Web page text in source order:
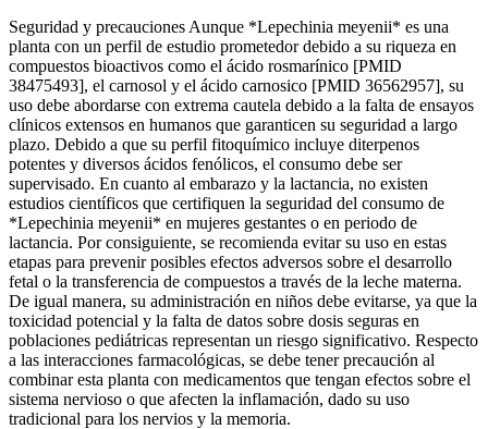
Seguridad y precauciones Aunque *Lepechinia meyenii* es una
planta con un perfil de estudio prometedor debido a su riqueza en
compuestos bioactivos como el ácido rosmarínico [PMID
38475493], el carnosol y el ácido carnosico [PMID 36562957], su
uso debe abordarse con extrema cautela debido a la falta de ensayos
clínicos extensos en humanos que garanticen su seguridad a largo
plazo. Debido a que su perfil fitoquímico incluye diterpenos
potentes y diversos ácidos fenólicos, el consumo debe ser
supervisado. En cuanto al embarazo y la lactancia, no existen
estudios científicos que certifiquen la seguridad del consumo de
*Lepechinia meyenii* en mujeres gestantes o en periodo de
lactancia. Por consiguiente, se recomienda evitar su uso en estas
etapas para prevenir posibles efectos adversos sobre el desarrollo
fetal o la transferencia de compuestos a través de la leche materna.
De igual manera, su administración en niños debe evitarse, ya que la
toxicidad potencial y la falta de datos sobre dosis seguras en
poblaciones pediátricas representan un riesgo significativo. Respecto
a las interacciones farmacológicas, se debe tener precaución al
combinar esta planta con medicamentos que tengan efectos sobre el
sistema nervioso o que afecten la inflamación, dado su uso
tradicional para los nervios y la memoria.